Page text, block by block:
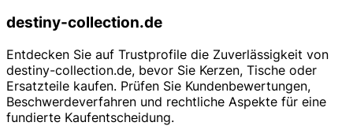
destiny-collection.de
Entdecken Sie auf Trustprofile die Zuverlässigkeit von
destiny-collection.de, bevor Sie Kerzen, Tische oder
Ersatzteile kaufen. Prüfen Sie Kundenbewertungen,
Beschwerdeverfahren und rechtliche Aspekte für eine
fundierte Kaufentscheidung.